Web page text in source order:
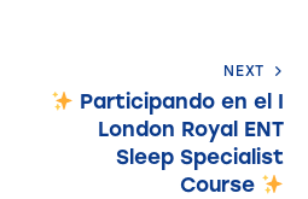
NEXT
Participando en el I
London Royal ENT
Sleep Specialist
Course